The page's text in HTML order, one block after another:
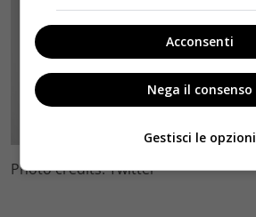
Photo credits: Twitter
Acconsenti
Nega il consenso
Gestisci le opzioni